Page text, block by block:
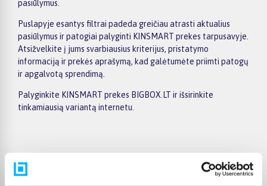
pasiūlymus.
Puslapyje esantys filtrai padeda greičiau atrasti aktualius
pasiūlymus ir patogiai palyginti KINSMART prekes tarpusavyje.
Atsižvelkite į jums svarbiausius kriterijus, pristatymo
informaciją ir prekės aprašymą, kad galėtumėte priimti patogų
ir apgalvotą sprendimą.
Palyginkite KINSMART prekes BIGBOX.LT ir išsirinkite
tinkamiausią variantą internetu.
Pirkėjų atsiliepimai apie prekes